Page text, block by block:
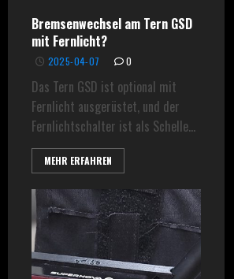
Bremsenwechsel am Tern GSD
mit Fernlicht?
2025-04-07 0
Das Tern GSD ist optional mit
Fernlicht ausgerüstet, und der
Fernlichtschalter ist als Schelle...
MEHR ERFAHREN